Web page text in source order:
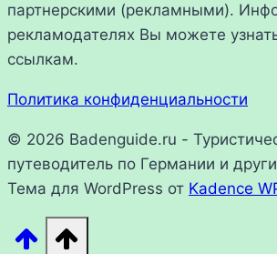
партнерскими (рекламными).
рекламодателях Вы можете
ссылкам.
Политика конфиденциальности
© 2026 Badenguide.ru -
путеводитель по Германии и
Тема для WordPress от Kadence